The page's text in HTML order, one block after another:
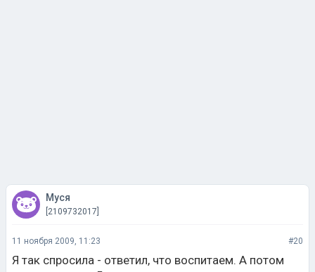
Муся
[2109732017]
11 ноября 2009, 11:23 #20
Я так спросила - ответил, что воспитаем. А потом